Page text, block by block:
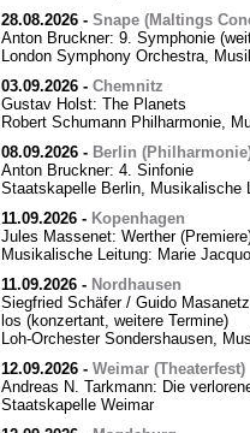
28.08.2026- Snape (Maltings
Anton Bruckner: 9. Symphonie
London Symphony Orchestra,
03.09.2026- Chemnitz
Gustav Holst: The Planets
Robert Schumann Philharmonie,
08.09.2026- Berlin
Anton Bruckner: 4. Sinfonie
Staatskapelle Berlin, Musikalische
11.09.2026- Kopenhagen
Jules Massenet: Werther
Musikalische Leitung: Marie
11.09.2026- Nordhausen
Siegfried Schäfer / Guido
los (konzertant, weitere Termine)
Loh-Orchester Sondershausen,
12.09.2026- Weimar (Theaterfest)
Andreas N. Tarkmann: Die
Staatskapelle Weimar